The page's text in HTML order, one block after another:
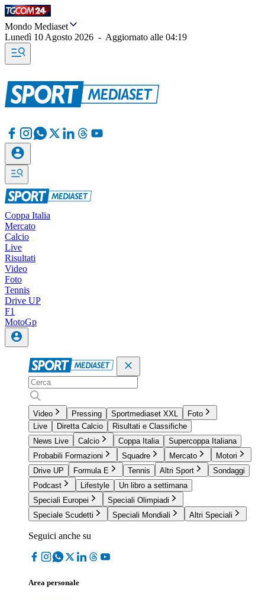
Mondo Mediaset
Lunedì 10 Agosto 2026 - Aggiornato alle 04:19
Coppa Italia
Mercato
Calcio
Live
Risultati
Video
Foto
Tennis
Drive UP
F1
MotoGp
Video Pressing Sportmediaset XXL
Foto
Live
Diretta Calcio
Risultati e Classifiche
News Live
Calcio Coppa Italia
Supercoppa Italiana
Probabili Formazioni
Squadre Mercato
Motori
Drive UP
Formula E Tennis Altri Sport
Sondaggi
Podcast
Lifestyle
Un libro a settimana
Speciali Europei
Speciali Olimpiadi
Speciale Scudetti
Speciali Mondiali Altri Speciali
Seguici anche su
Area personale